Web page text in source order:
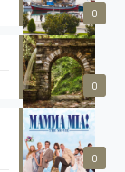
0
0
0